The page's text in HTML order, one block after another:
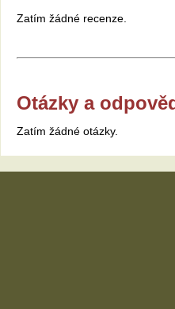
Zatím žádné recenze.
Otázky a
Zatím žádné otázky.